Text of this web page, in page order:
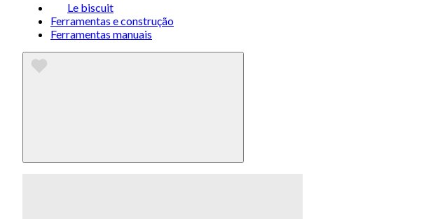
Le biscuit
Ferramentas e construção
Ferramentas manuais